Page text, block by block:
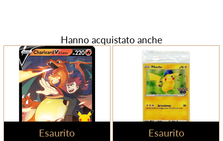
Hanno acquistato anche
Esaurito Esaurito